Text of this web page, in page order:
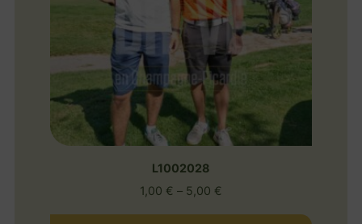
L1002028
1,00 € – 5,00 €